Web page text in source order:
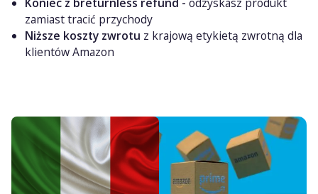
Koniec z breturnless refund -odzyskasz produkt
zamiast tracić przychody
Niższe koszty zwrotu z krajową etykietą zwrotną dla
klientów Amazon